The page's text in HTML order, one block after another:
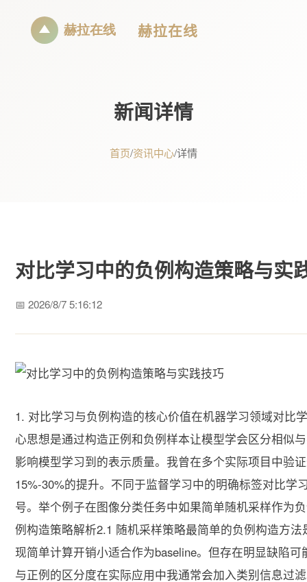
赫拉在线
新闻详情
首页/资讯中心/详情
对比学习中的负例构造策略与实
📅 2026/8/7 5:16:12
1. 对比学习与负例构造的核心价值在机器学习领域对比
心思想是通过构造正例和负例样本让模型学会区分相似
影响模型学习到的表示质量。我曾在多个实际项目中验
15%-30%的提升。不同于监督学习中的明确标签对比
号。举个例子在图像分类任务中如果简单随机采样作为
例构造策略解析2.1 随机采样策略最简单的负例构造方
现简单计算开销小适合作为baseline。但存在明显缺陷
与正例的区分度在实际应用中我通常会加入类别信息过